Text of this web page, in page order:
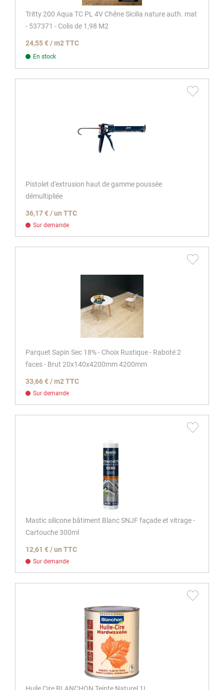
Tritty 200 Aqua TC PL 4V Chêne Sicilia nature auth. mat
- 537371 - Colis de 1,98 M2
24,55 € / m2 TTC
En stock
Pistolet d'extrusion haut de gamme poussée
démultipliée
36,17 € / un TTC
Sur demande
Parquet Sapin Sec 18% - Choix Rustique - Raboté 2
faces - Brut 20x140x4200mm 4200mm
33,66 € / m2 TTC
Sur demande
Mastic silicone bâtiment Blanc SNJF façade et vitrage -
Cartouche 300ml
12,61 € / un TTC
Sur demande
Huile Cire BLANCHON Teinte Naturel 1L